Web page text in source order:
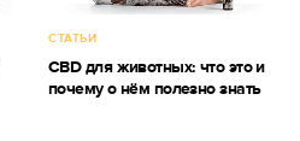
СТАТЬИ
CBD для животных: что это и
почему о нём полезно знать